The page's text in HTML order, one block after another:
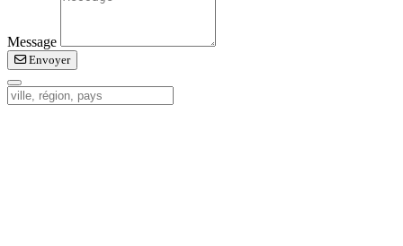
Message
Envoyer